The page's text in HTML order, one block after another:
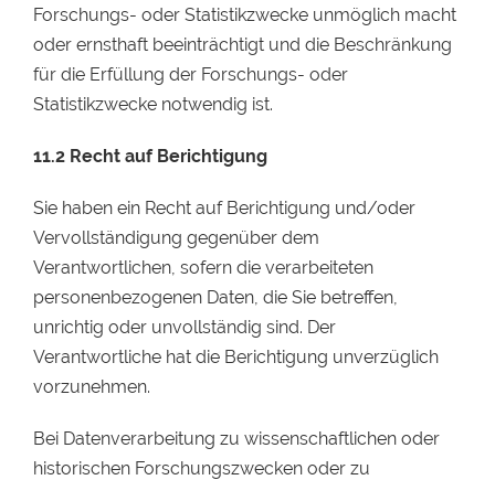
Forschungs- oder Statistikzwecke unmöglich macht
oder ernsthaft beeinträchtigt und die Beschränkung
für die Erfüllung der Forschungs- oder
Statistikzwecke notwendig ist.
11.2 Recht auf Berichtigung
Sie haben ein Recht auf Berichtigung und/oder
Vervollständigung gegenüber dem
Verantwortlichen, sofern die verarbeiteten
personenbezogenen Daten, die Sie betreffen,
unrichtig oder unvollständig sind. Der
Verantwortliche hat die Berichtigung unverzüglich
vorzunehmen.
Bei Datenverarbeitung zu wissenschaftlichen oder
historischen Forschungszwecken oder zu